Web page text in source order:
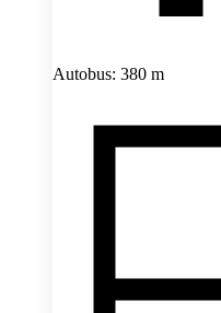
Autobus: 380 m